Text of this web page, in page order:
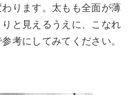
ります。太もも全面が薄
と見えるうえに、こなれ
考にしてみてください。